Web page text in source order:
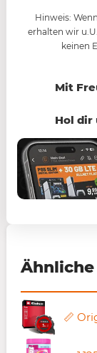
Hinweis:
erhalten wir
keinen
Mit
Hol dir
Ähnliche